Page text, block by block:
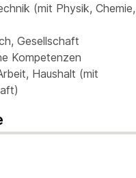
(mit Physik, Chemie,
Gesellschaft
Kompetenzen
Haushalt (mit